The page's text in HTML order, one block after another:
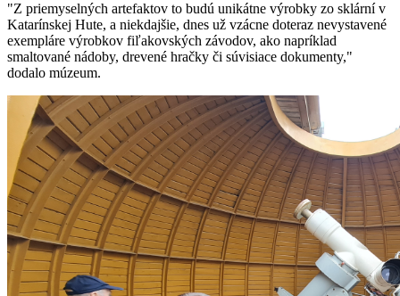
"Z priemyselných artefaktov to budú unikátne výrobky zo sklární v
Katarínskej Hute, a niekdajšie, dnes už vzácne doteraz nevystavené
exempláre výrobkov fiľakovských závodov, ako napríklad
smaltované nádoby, drevené hračky či súvisiace dokumenty,"
dodalo múzeum.